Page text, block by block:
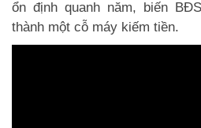
ổn định quanh năm, biến
thành một cỗ máy kiếm tiền.